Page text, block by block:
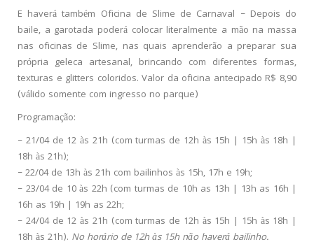
E haverá também Oficina de Slime de Carnaval – Depois do
baile, a garotada poderá colocar literalmente a mão na massa
nas oficinas de Slime, nas quais aprenderão a preparar sua
própria geleca artesanal, brincando com diferentes formas,
texturas e glitters coloridos. Valor da oficina antecipado R$ 8,90
(válido somente com ingresso no parque)
Programação:
– 21/04 de 12 às 21h (com turmas de 12h às 15h | 15h às 18h |
18h às 21h);
– 22/04 de 13h às 21h com bailinhos às 15h, 17h e 19h;
– 23/04 de 10 às 22h (com turmas de 10h as 13h | 13h as 16h |
16h as 19h | 19h as 22h;
– 24/04 de 12 às 21h (com turmas de 12h às 15h | 15h às 18h |
18h às 21h). No horário de 12h às 15h não haverá bailinho.